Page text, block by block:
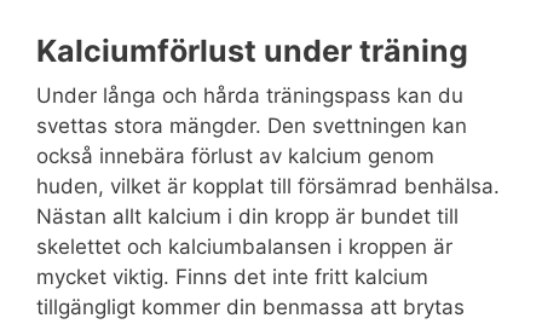
Kalciumförlust under träning
Under långa och hårda träningspass kan du
svettas stora mängder. Den svettningen kan
också innebära förlust av kalcium genom
huden, vilket är kopplat till försämrad benhälsa.
Nästan allt kalcium i din kropp är bundet till
skelettet och kalciumbalansen i kroppen är
mycket viktig. Finns det inte fritt kalcium
tillgängligt kommer din benmassa att brytas